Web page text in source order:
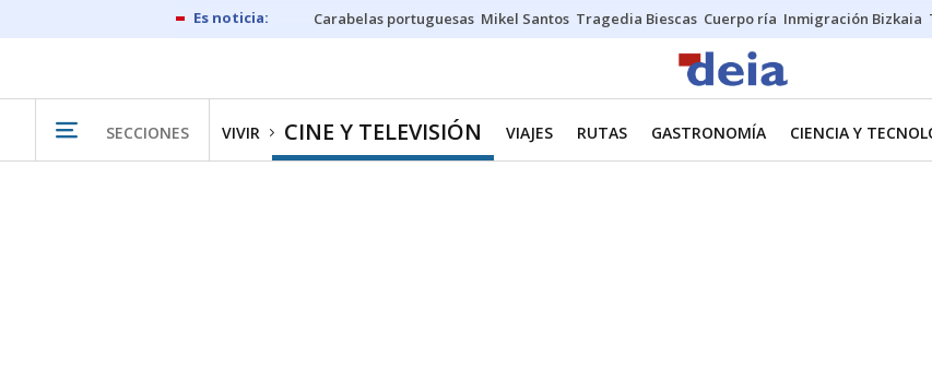
Carabelas portuguesas Mikel Santos Tragedia Biescas Cuerpo ría Inmigración Bizkaia
SECCIONES VIVIR CINE Y TELEVISIÓN VIAJES RUTAS GASTRONOMÍA CIENCIA Y